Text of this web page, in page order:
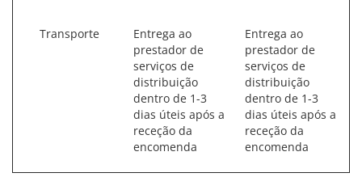
Transporte
Entrega ao
prestador de
serviços de
distribuição
dentro de 1-3
dias úteis após a
receção da
encomenda
Entrega ao
prestador de
serviços de
distribuição
dentro de 1-3
dias úteis após a
receção da
encomenda